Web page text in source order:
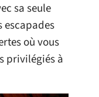
sa seule
escapades
où vous
privilégiés à